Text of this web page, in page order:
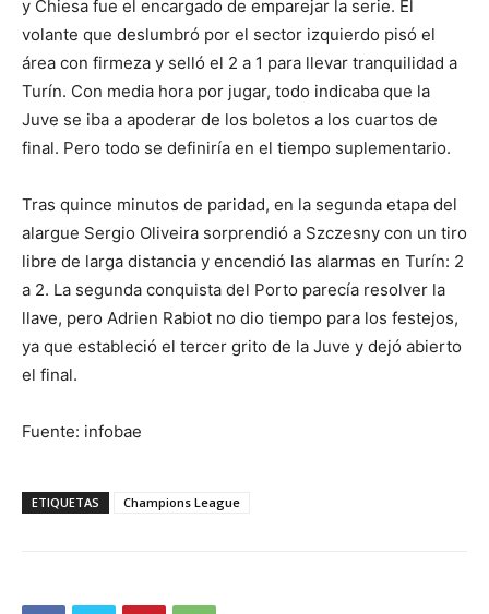
y Chiesa fue el encargado de emparejar la serie. El
volante que deslumbró por el sector izquierdo pisó el
área con firmeza y selló el 2 a 1 para llevar tranquilidad a
Turín. Con media hora por jugar, todo indicaba que la
Juve se iba a apoderar de los boletos a los cuartos de
final. Pero todo se definiría en el tiempo suplementario.
Tras quince minutos de paridad, en la segunda etapa del
alargue Sergio Oliveira sorprendió a Szczesny con un tiro
libre de larga distancia y encendió las alarmas en Turín: 2
a 2. La segunda conquista del Porto parecía resolver la
llave, pero Adrien Rabiot no dio tiempo para los festejos,
ya que estableció el tercer grito de la Juve y dejó abierto
el final.
Fuente: infobae
ETIQUETAS Champions League